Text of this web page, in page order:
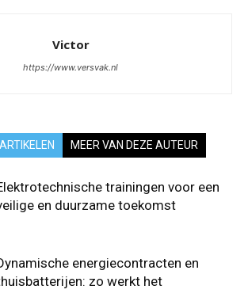
Victor
https://www.versvak.nl
MEER VAN DEZE AUTEUR
trainingen voor een
en duurzame toekomst
energiecontracten en
zo werkt het